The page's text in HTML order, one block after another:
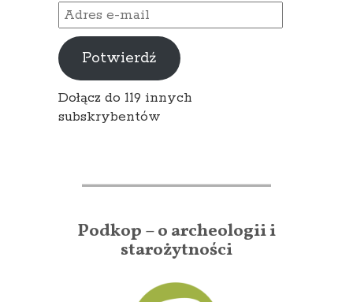
Adres
e-
mail
Potwierdź
Dołącz do 119 innych
subskrybentów
Podkop – o archeologii i
starożytności